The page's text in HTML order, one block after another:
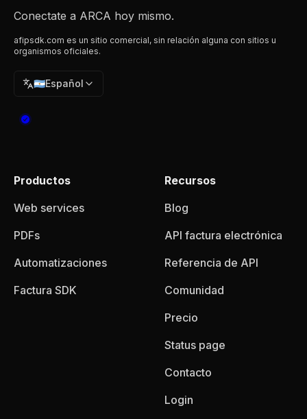
Conectate a ARCA hoy mismo.
afipsdk.com es un sitio comercial, sin relación alguna con sitios u
organismos oficiales.
🇦🇷Español
Productos
Web services
PDFs
Automatizaciones
Factura SDK
Recursos
Blog
API factura electrónica
Referencia de API
Comunidad
Precio
Status page
Contacto
Login